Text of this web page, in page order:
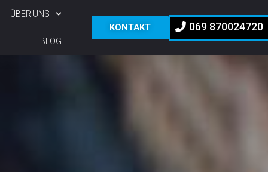
ÜBER UNS
BLOG
069 870024720
KONTAKT